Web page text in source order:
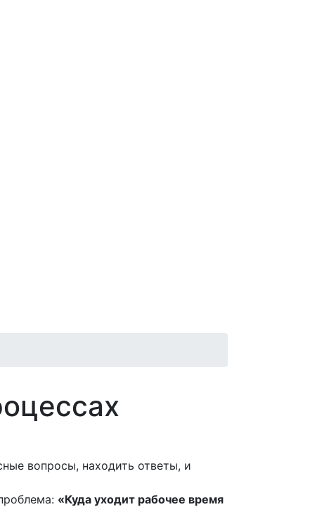
вопросы, находить ответы, и
«Куда уходит рабочее время